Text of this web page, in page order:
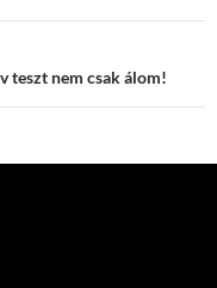
teszt nem csak álom!